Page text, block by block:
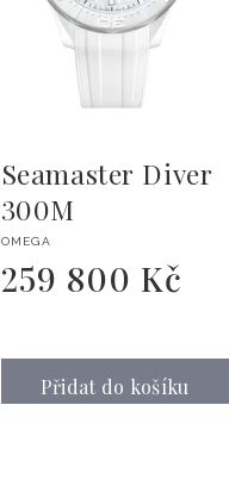
Seamaster Diver
300M
Dodavatel:
OMEGA
Běžná
cena
259 800 Kč
Přidat do košíku